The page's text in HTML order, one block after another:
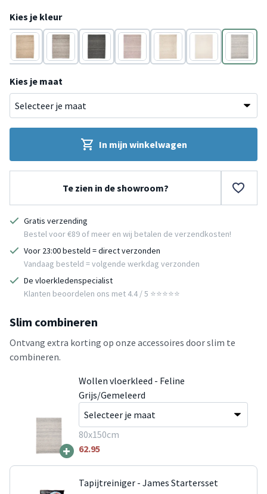
Kies je kleur
Taupe Bruin AntracietOranje Wit Wit
Grijs
Kies je maat
In mijn winkelwagen
Te zien in de showroom?
Gratis verzending
Bestel voor €89 of meer en wij betalen de verzendkosten!
Voor 23:00 besteld = direct verzonden
Vandaag besteld = volgende werkdag verzonden
De vloerkledenspecialist
Klanten beoordelen ons met 4.4 / 5 ⭐⭐⭐⭐⭐
Slim combineren
Ontvang extra korting op onze accessoires door slim te
combineren.
+
Wollen vloerkleed - Feline
Grijs/Gemeleerd
80x150cm
62.95
Tapijtreiniger - James Startersset